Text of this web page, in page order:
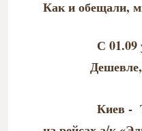
Как и обещали,
С
Киев -